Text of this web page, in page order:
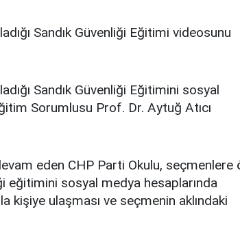
Sandık Güvenliği Eğitimi videosunu
Sandık Güvenliği Eğitimini sosyal
Sorumlusu Prof. Dr. Aytuğ Atıcı
eden CHP Parti Okulu, seçmenlere
eğitimini sosyal medya hesaplarında
kişiye ulaşması ve seçmenin aklındaki